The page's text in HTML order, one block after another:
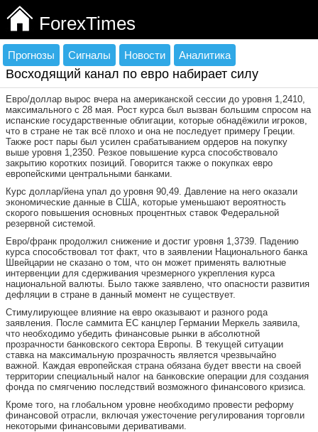
ForexTimes
Прогнозы Сигналы Новости Аналитика
Восходящий канал по евро набирает силу
Евро/доллар вырос вчера на американской сессии до уровня 1,2410,
максимального с 28 мая. Рост курса был вызван большим спросом на
испанские государственные облигации, которые обнадёжили игроков,
что в стране не так всё плохо и она не последует примеру Греции.
Также рост пары был усилен срабатыванием ордеров на покупку
выше уровня 1,2350. Резкое повышение курса способствовало
закрытию коротких позиций. Говорится также о покупках евро
европейскими центральными банками.
Курс доллар/йена упал до уровня 90,49. Давление на него оказали
экономические данные в США, которые уменьшают вероятность
скорого повышения основных процентных ставок Федеральной
резервной системой.
Евро/франк продолжил снижение и достиг уровня 1,3739. Падению
курса способствовал тот факт, что в заявлении Национального банка
Швейцарии не сказано о том, что он может применять валютные
интервенции для сдерживания чрезмерного укрепления курса
национальной валюты. Было также заявлено, что опасности развития
дефляции в стране в данный момент не существует.
Стимулирующее влияние на евро оказывают и разного рода
заявления. После саммита ЕС канцлер Германии Меркель заявила,
что необходимо убедить финансовые рынки в абсолютной
прозрачности банковского сектора Европы. В текущей ситуации
ставка на максимальную прозрачность является чрезвычайно
важной. Каждая европейская страна обязана будет ввести на своей
территории специальный налог на банковские операции для создания
фонда по смягчению последствий возможного финансового кризиса.
Кроме того, на глобальном уровне необходимо провести реформу
финансовой отрасли, включая ужесточение регулирования торговли
некоторыми финансовыми деривативами.